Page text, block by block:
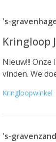
's-
Kringloop
Nieuw!!!
vinden. We
Kringloopwinkel
's-